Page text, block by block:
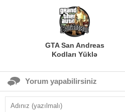
GTA San Andreas
Kodları Yüklə
Yorum yapabilirsiniz